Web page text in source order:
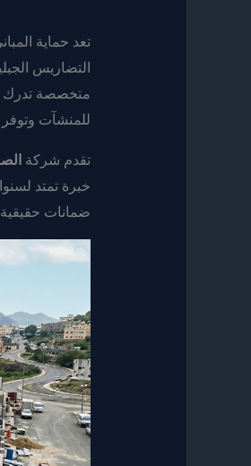
تعد حماية
التضاريس
متخصصة تدرك
للمنشآت وتوفر
تقدم شركة
خبرة تمتد
ضمانات